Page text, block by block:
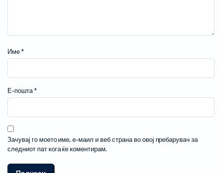
Име *
Е-пошта*
Зачувај го моето име, е-маил и веб страна во овој пребарувач за
следниот пат кога ќе коментирам.